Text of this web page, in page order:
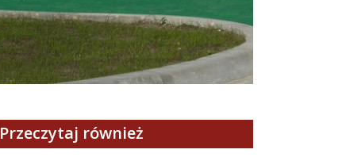
Przeczytaj również